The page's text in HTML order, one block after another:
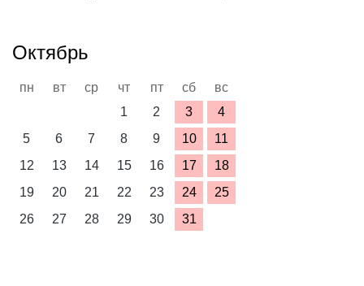
Октябрь
пн вт ср чт пт сб
вс
1
2 3
4
5
6 7 8 9 10
11
12
13 14 15 16 17
18
19
20 21 22 23 24
25
26
27 28 29 30 31